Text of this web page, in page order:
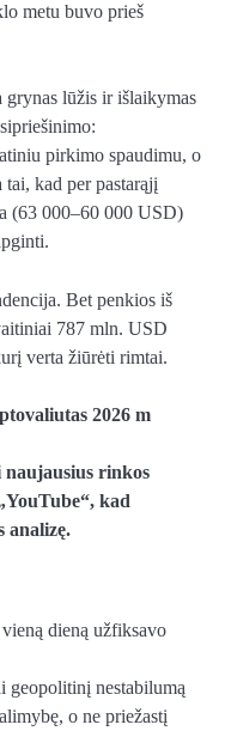
metu buvo prieš
lūžis ir išlaikymas
pirkimo spaudimu, o
kad per pastarąjį
(63 000–60 000 USD)
Bet penkios iš
787 mln. USD
verta žiūrėti rimtai.
2026 m
rinkos
kad
analizę.
dieną užfiksavo
geopolitinį nestabilumą
o ne priežastį